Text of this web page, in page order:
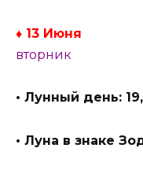
♦ 13 Июня
вторник
• Лунный день:
• Луна в знаке